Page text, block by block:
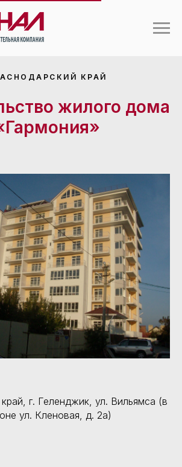
КРАЙ
жилого дома
г. Геленджик, ул. Вильямса (в
ул. Кленовая, д. 2а)